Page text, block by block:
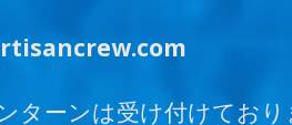
ーンは受け付けており